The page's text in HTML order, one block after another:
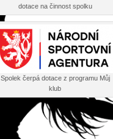
dotace na činnost spolku
Spolek čerpá dotace z programu Můj
klub